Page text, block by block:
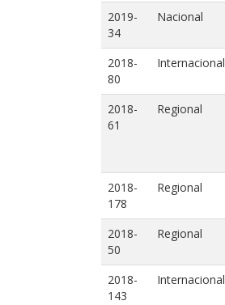
2019-
34
Nacional
2018-
80
Internacional
2018-
61
Regional
2018-
178
Regional
2018-
50
Regional
2018-
143
Internacional